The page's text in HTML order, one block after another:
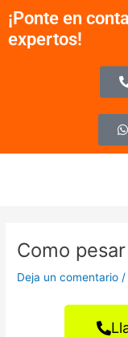
contenido
¡Ponte en
expertos!
Como
Deja un comentario /
de
entradas